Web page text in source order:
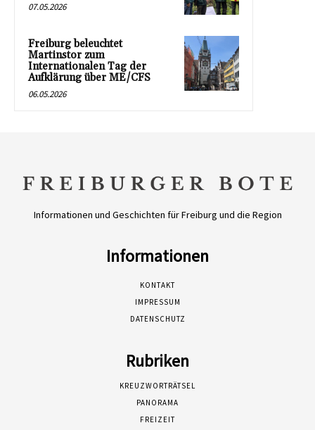
07.05.2026
Freiburg beleuchtet
Martinstor zum
Internationalen Tag der
Aufklärung über ME/CFS
06.05.2026
Informationen und Geschichten für Freiburg und die Region
Informationen
KONTAKT
IMPRESSUM
DATENSCHUTZ
Rubriken
KREUZWORTRÄTSEL
PANORAMA
FREIZEIT